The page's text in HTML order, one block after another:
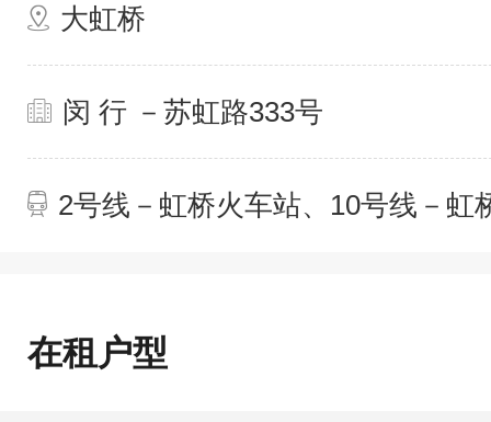
大虹桥
闵 行 －苏虹路333号
2号线－虹桥火车站、10号线－虹
在租户型